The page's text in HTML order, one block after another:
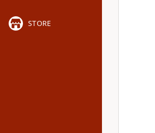
STORE